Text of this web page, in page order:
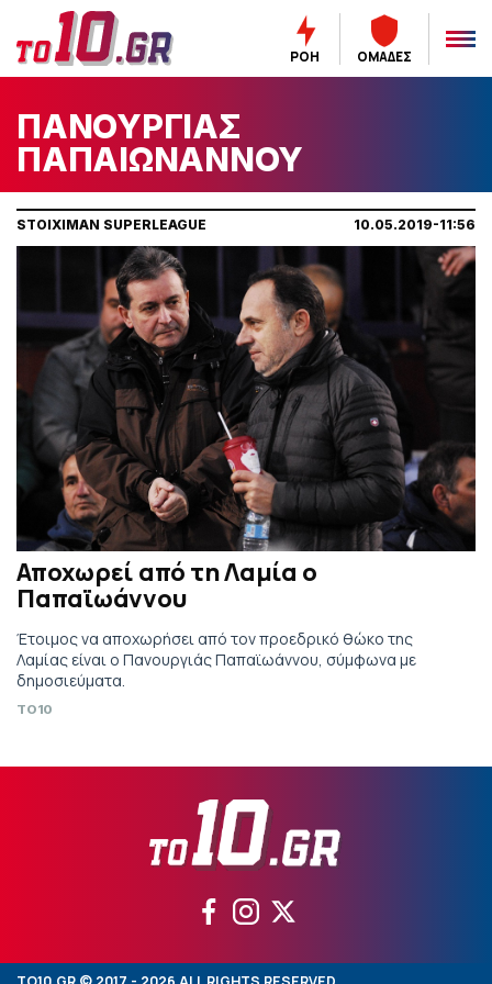
ΡΟΗ ΟΜΑΔΕΣ
ΠΑΝΟΥΡΓΙΑΣ
ΠΑΠΑΙΩΝΑΝΝΟΥ
STOIXIMAN SUPERLEAGUE 10.05.2019-11:56
Αποχωρεί από τη Λαμία ο
Παπαϊωάννου
Έτοιμος να αποχωρήσει από τον προεδρικό θώκο της
Λαμίας είναι ο Πανουργιάς Παπαϊωάννου, σύμφωνα με
δημοσιεύματα.
TO10